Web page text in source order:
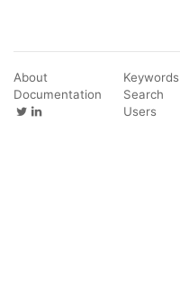
About
Documentation
Keywords
Search
Users